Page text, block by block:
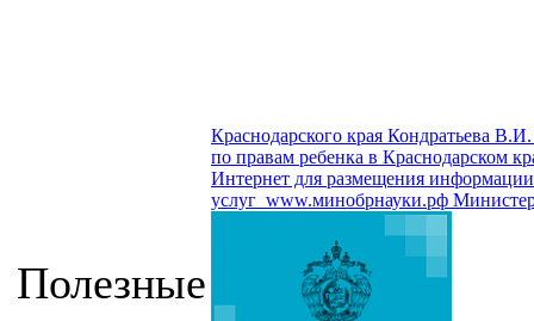
Полезные
Краснодарского края Кондратьева В.И.
по правам ребенка в Краснодарском
Интернет для размещения информации
услуг www.минобрнауки.рф